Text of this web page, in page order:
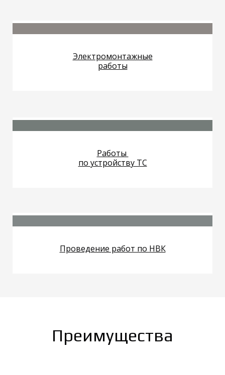
Электромонтажные
работы
Работы
по устройству ТС
Проведение работ по НВК
Преимущества